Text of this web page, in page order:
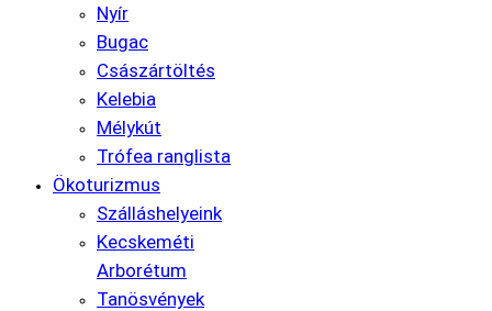
Nyír
Bugac
Császártöltés
Kelebia
Mélykút
Trófea ranglista
Ökoturizmus
Szálláshelyeink
Kecskeméti
Arborétum
Tanösvények